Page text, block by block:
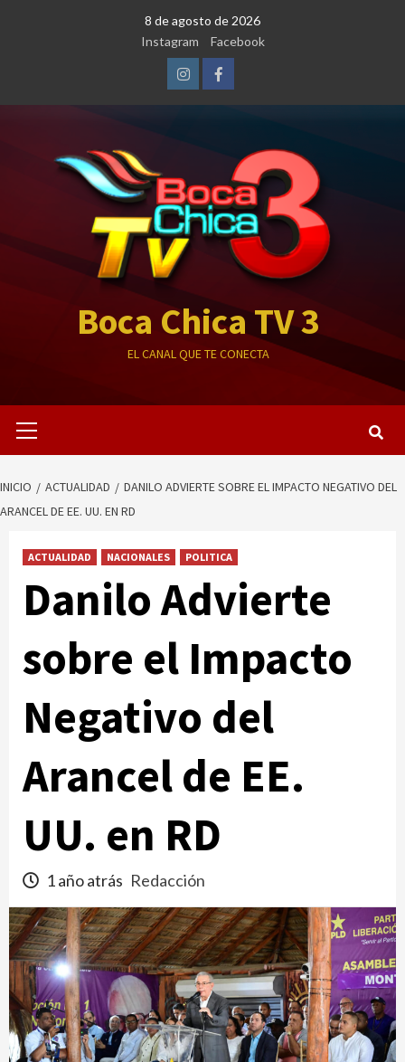
8 de agosto de 2026
Instagram
Facebook
InstagramFacebook
Boca Chica TV 3
EL CANAL QUE TE CONECTA
primario
INICIO ACTUALIDAD
DANILO ADVIERTE SOBRE EL IMPACTO NEGATIVO DEL
ARANCEL DE EE. UU. EN RD
ACTUALIDAD NACIONALES POLITICA
Danilo Advierte
sobre el Impacto
Negativo del
Arancel de EE.
UU. en RD
1 año atrás Redacción